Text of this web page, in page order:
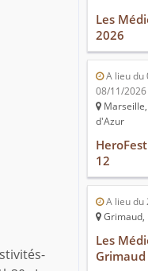
Les
2026
A lieu du
08/11/2026
d'Azur
12
A lieu du
Grimaud,
Les